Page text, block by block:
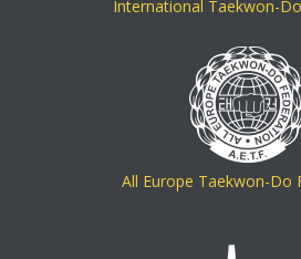
International Taekwon-
All Europe Taekwon-Do